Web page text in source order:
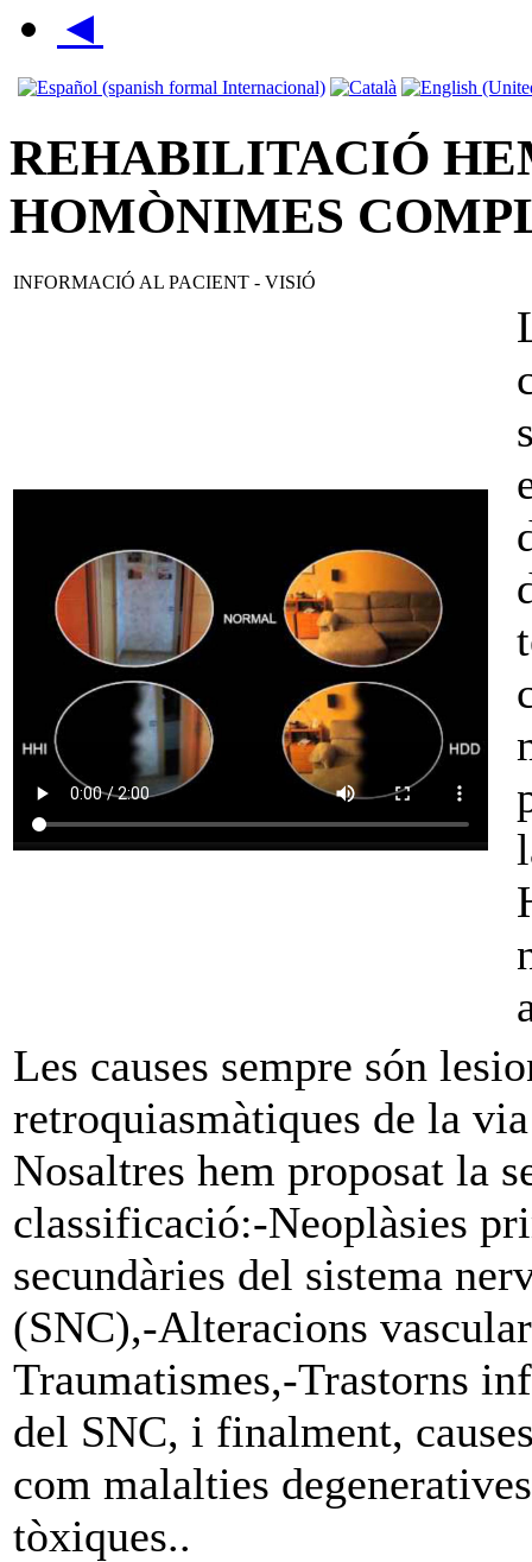
◄
REHABILITACIÓ
HOMÒNIMES
INFORMACIÓ AL PACIENT - VISIÓ
Les causes sempre són
retroquiasmàtiques de la
Nosaltres hem proposat la
classificació:-Neoplàsies
secundàries del sistema
(SNC),-Alteracions
Traumatismes,-Trastorns
del SNC, i finalment,
com malalties
tòxiques..